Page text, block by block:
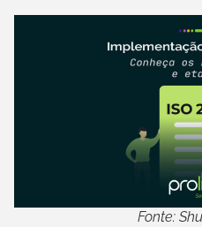
Fonte: